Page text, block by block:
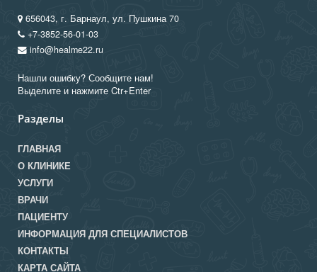
656043, г. Барнаул, ул. Пушкина 70
+7-3852-56-01-03
info@healme22.ru
Нашли ошибку? Сообщите нам!
Выделите и нажмите Ctr+Enter
Разделы
ГЛАВНАЯ
О КЛИНИКЕ
УСЛУГИ
ВРАЧИ
ПАЦИЕНТУ
ИНФОРМАЦИЯ ДЛЯ СПЕЦИАЛИСТОВ
КОНТАКТЫ
КАРТА САЙТА